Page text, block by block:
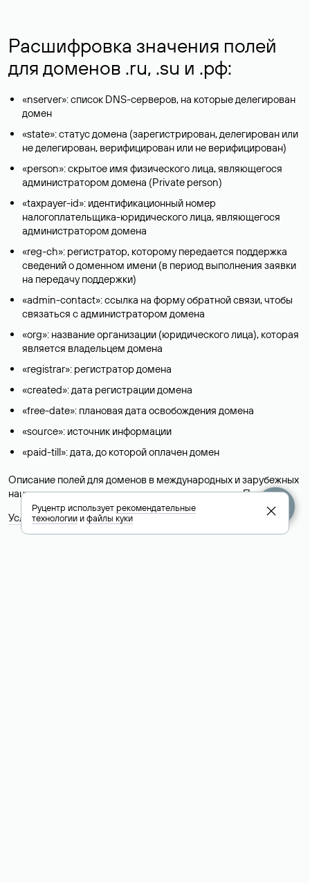
Расшифровка значения полей
для доменов .ru, .su и .рф:
«nserver»: список DNS-серверов, на которые делегирован
домен
«state»: статус домена (зарегистрирован, делегирован или
не делегирован, верифицирован или не верифицирован)
«person»: скрытое имя физического лица, являющегося
администратором домена (Privatе person)
«taxpayer-id»: идентификационный номер
налогоплательщика-юридического лица, являющегося
администратором домена
«reg-ch»: регистратор, которому передается поддержка
сведений о доменном имени (в период выполнения заявки
на передачу поддержки)
«admin-contact»: ссылка на форму обратной связи, чтобы
связаться с администратором домена
«org»: название организации (юридического лица), которая
является владельцем домена
«registrar»: регистратор домена
«created»: дата регистрации домена
«free-date»: плановая дата освобождения домена
«source»: источник информации
«paid-till»: дата, до которой оплачен домен
Описание полей для доменов в международных и зарубежных
национальных доменах представлены в разделе «Помощь».
Условия использования Whois-сервиса
Руцентр используетрекомендательные
технологииифайлы куки